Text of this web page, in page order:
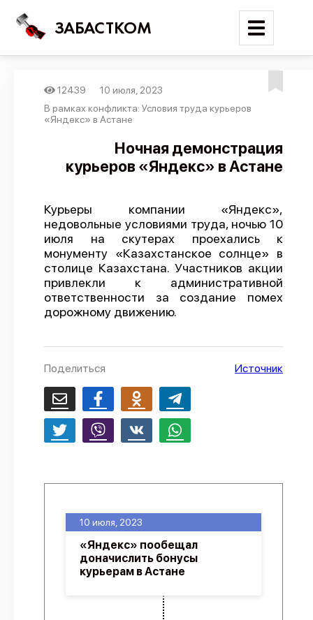
ЗАБАСТКОМ
Войти
Поиск
Новости
Трудовые конфликты
Отчеты
Предложить публикацию
Справочник
API
12439
10 июля, 2023
В рамках конфликта: Условия труда курьеров
«Яндекс» в Астане
Ночная демонстрация
курьеров «Яндекс» в Астане
Курьеры компании «Яндекс»,
недовольные условиями труда, ночью 10
июля на скутерах проехались к
монументу «Казахстанское солнце» в
столице Казахстана. Участников акции
привлекли к административной
ответственности за создание помех
дорожному движению.
Поделиться Источник
10 июля, 2023
«Яндекс» пообещал
доначислить бонусы
курьерам в Астане